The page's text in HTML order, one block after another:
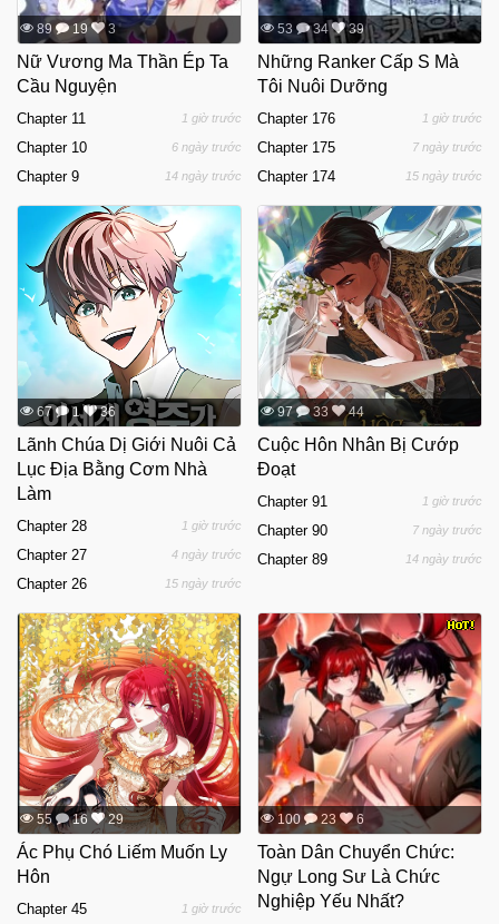
89 19 3
Nữ Vương Ma Thần Ép Ta
Cầu Nguyện
Chapter 11 1 giờ trước
Chapter 10 6 ngày trước
Chapter 9 14 ngày trước
53 34 39
Những Ranker Cấp S Mà
Tôi Nuôi Dưỡng
Chapter 176 1 giờ trước
Chapter 175 7 ngày trước
Chapter 174 15 ngày trước
67 1 36
Lãnh Chúa Dị Giới Nuôi Cả
Lục Địa Bằng Cơm Nhà
Làm
Chapter 28 1 giờ trước
Chapter 27 4 ngày trước
Chapter 26 15 ngày trước
97 33 44
Cuộc Hôn Nhân Bị Cướp
Đoạt
Chapter 91 1 giờ trước
Chapter 90 7 ngày trước
Chapter 89 14 ngày trước
55 16 29
Ác Phụ Chó Liếm Muốn Ly
Hôn
Chapter 45 1 giờ trước
100 23 6
Toàn Dân Chuyển Chức:
Ngự Long Sư Là Chức
Nghiệp Yếu Nhất?